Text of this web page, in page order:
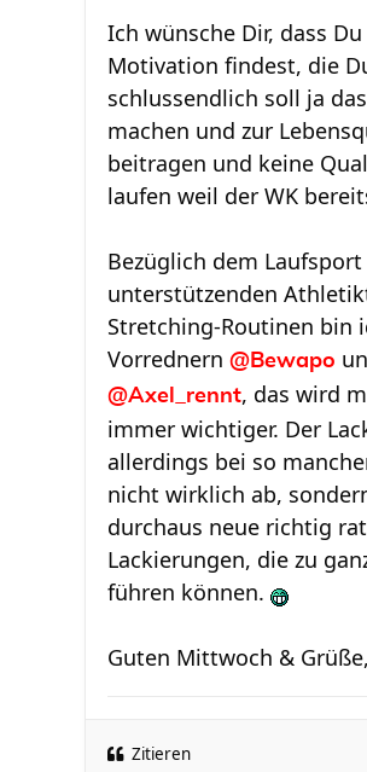
Ich wünsche Dir, dass
Motivation findest, die
schlussendlich soll ja
machen und zur
beitragen und keine
laufen weil der WK
Bezüglich dem Laufsport
unterstützenden
Stretching-Routinen bin
Vorrednern @Bewapo
@Axel_rennt, das wird
immer wichtiger. Der
allerdings bei so
nicht wirklich ab,
durchaus neue richtig
Lackierungen, die zu
führen können.
Guten Mittwoch &
Zitieren